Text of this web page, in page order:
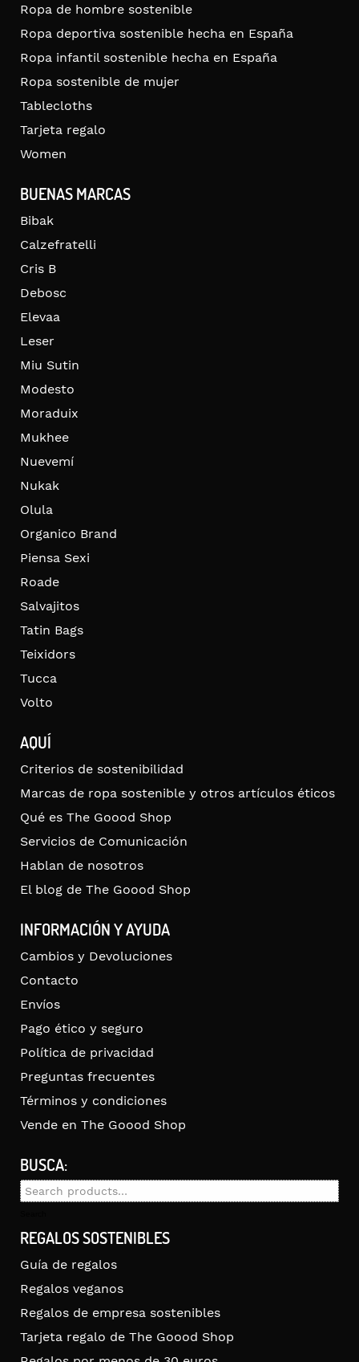
Ropa de hombre sostenible
Ropa deportiva sostenible hecha en España
Ropa infantil sostenible hecha en España
Ropa sostenible de mujer
Tablecloths
Tarjeta regalo
Women
BUENAS MARCAS
Bibak
Calzefratelli
Cris B
Debosc
Elevaa
Leser
Miu Sutin
Modesto
Moraduix
Mukhee
Nuevemí
Nukak
Olula
Organico Brand
Piensa Sexi
Roade
Salvajitos
Tatin Bags
Teixidors
Tucca
Volto
AQUÍ
Criterios de sostenibilidad
Marcas de ropa sostenible y otros artículos éticos
Qué es The Goood Shop
Servicios de Comunicación
Hablan de nosotros
El blog de The Goood Shop
INFORMACIÓN Y AYUDA
Cambios y Devoluciones
Contacto
Envíos
Pago ético y seguro
Política de privacidad
Preguntas frecuentes
Términos y condiciones
Vende en The Goood Shop
BUSCA:
Search
REGALOS SOSTENIBLES
Guía de regalos
Regalos veganos
Regalos de empresa sostenibles
Tarjeta regalo de The Goood Shop